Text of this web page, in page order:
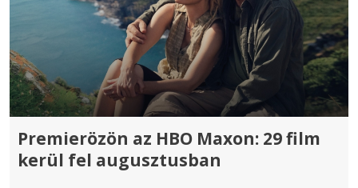
Premierözön az HBO Maxon: 29 film
kerül fel augusztusban